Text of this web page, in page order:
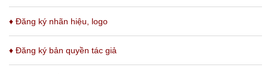
♦ Đăng ký nhãn hiệu, logo
♦ Đăng ký bản quyền tác giả